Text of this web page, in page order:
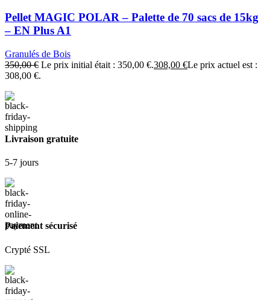
Pellet MAGIC POLAR – Palette de 70 sacs de 15kg
– EN Plus A1
Granulés de Bois
350,00€ Le prix initial était : 350,00 €.308,00 €Le prix actuel est :
308,00 €.
Livraison gratuite
5-7 jours
Paiement sécurisé
Crypté SSL